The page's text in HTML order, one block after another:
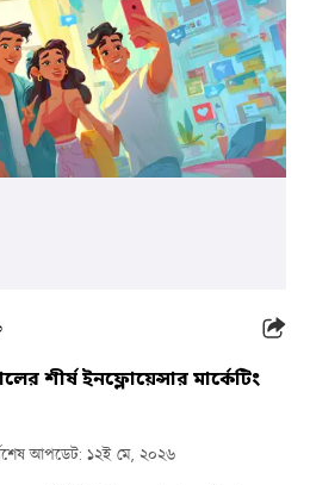
শীর্ষ ইনফ্লোয়েন্সার মার্কেটিং
আপডেট: ১২ই মে, ২০২৬